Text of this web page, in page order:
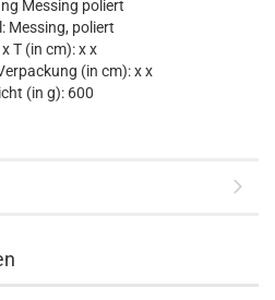
Messing poliert
Messing, poliert
x T (in cm): x x
(in cm): x x
(in g): 600